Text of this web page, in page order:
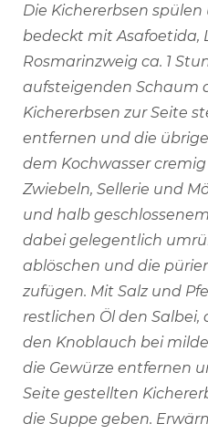
Die Kichererbsen
bedeckt mit Asafoetida,
Rosmarinzweig ca. 1
aufsteigenden Schaum
Kichererbsen zur Seite
entfernen und die
dem Kochwasser cremig
Zwiebeln, Sellerie und
und halb
dabei gelegentlich
ablöschen und die
zufügen. Mit Salz und
restlichen Öl den
den Knoblauch bei
die Gewürze entfernen
Seite gestellten
die Suppe geben.